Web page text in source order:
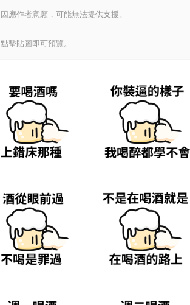
因應作者意願，可能無法提供支援。
點擊貼圖即可預覽。